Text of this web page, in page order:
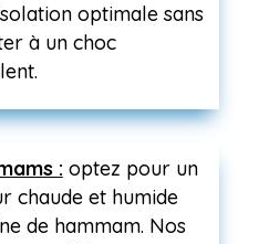
optimale sans
à un choc
: optez pour un
chaude et humide
de hammam. Nos